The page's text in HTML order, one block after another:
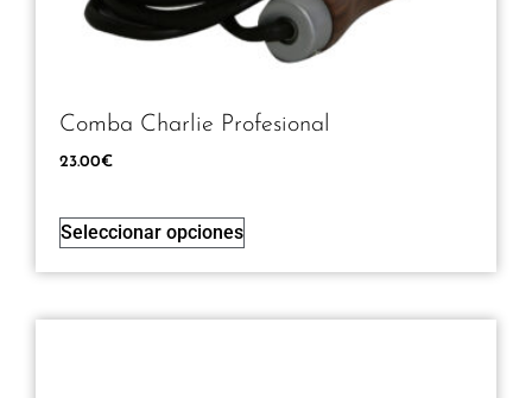
Comba Charlie Profesional
23.00€
Seleccionar opciones